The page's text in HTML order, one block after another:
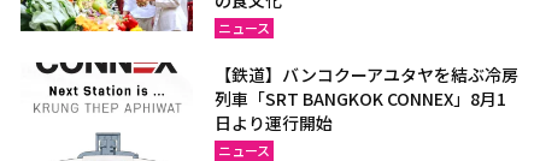
ニュース
【鉄道】バンコクーアユタヤを結ぶ冷房
列車「SRT BANGKOK CONNEX」8月1
日より運行開始
ニュース